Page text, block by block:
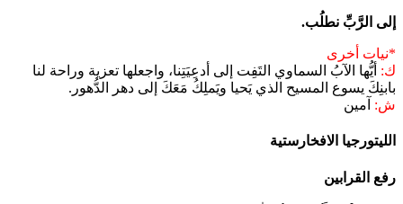
إلى الرَّبِّ نطلُب.
*نيات أخرى
ك: أيُّها الآبُ السماوي التَفِت إلى أدعِيَتِنا، واجعلها تعزية وراحة لنا
بابنِكَ يسوع المسيح الذي يَحيا ويَملِكُ مَعَكَ إلى دهر الدُّهور.
ش: آمين
الليتورجيا الافخارستية​
رفع القرابين